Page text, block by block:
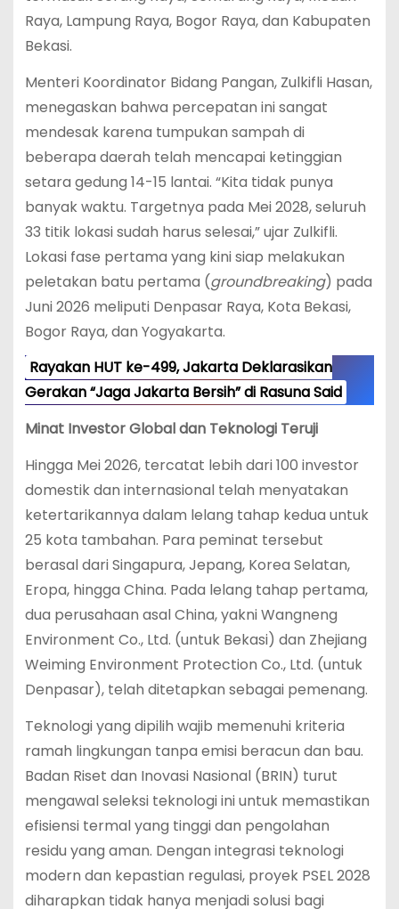
Raya, Lampung Raya, Bogor Raya, dan Kabupaten
Bekasi.
Menteri Koordinator Bidang Pangan, Zulkifli Hasan,
menegaskan bahwa percepatan ini sangat
mendesak karena tumpukan sampah di
beberapa daerah telah mencapai ketinggian
setara gedung 14-15 lantai. “Kita tidak punya
banyak waktu. Targetnya pada Mei 2028, seluruh
33 titik lokasi sudah harus selesai,” ujar Zulkifli.
Lokasi fase pertama yang kini siap melakukan
peletakan batu pertama (groundbreaking) pada
Juni 2026 meliputi Denpasar Raya, Kota Bekasi,
Bogor Raya, dan Yogyakarta.
Rayakan HUT ke-499, Jakarta Deklarasikan
Gerakan “Jaga Jakarta Bersih” di Rasuna Said
Minat Investor Global dan Teknologi Teruji
Hingga Mei 2026, tercatat lebih dari 100 investor
domestik dan internasional telah menyatakan
ketertarikannya dalam lelang tahap kedua untuk
25 kota tambahan. Para peminat tersebut
berasal dari Singapura, Jepang, Korea Selatan,
Eropa, hingga China. Pada lelang tahap pertama,
dua perusahaan asal China, yakni Wangneng
Environment Co., Ltd. (untuk Bekasi) dan Zhejiang
Weiming Environment Protection Co., Ltd. (untuk
Denpasar), telah ditetapkan sebagai pemenang.
Teknologi yang dipilih wajib memenuhi kriteria
ramah lingkungan tanpa emisi beracun dan bau.
Badan Riset dan Inovasi Nasional (BRIN) turut
mengawal seleksi teknologi ini untuk memastikan
efisiensi termal yang tinggi dan pengolahan
residu yang aman. Dengan integrasi teknologi
modern dan kepastian regulasi, proyek PSEL 2028
diharapkan tidak hanya menjadi solusi bagi